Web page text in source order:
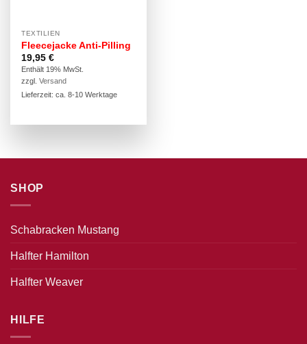
TEXTILIEN
Fleecejacke Anti-Pilling
19,95€
Enthält 19% MwSt.
zzgl.Versand
Lieferzeit: ca. 8-10 Werktage
SHOP
Schabracken Mustang
Halfter Hamilton
Halfter Weaver
HILFE